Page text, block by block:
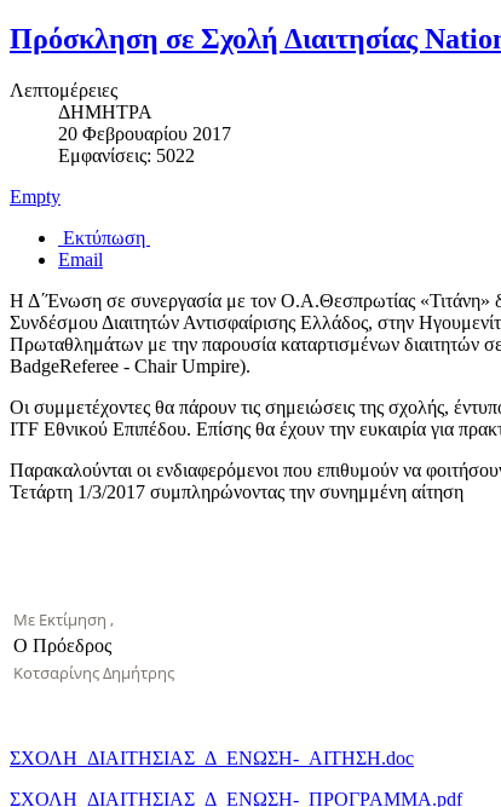
Πρόσκληση σε Σχολή Διαιτησίας
Λεπτομέρειες
ΔΗΜΗΤΡΑ
20 Φεβρουαρίου 2017
Εμφανίσεις: 5022
Empty
Εκτύπωση
Email
Η Δ΄Ένωση σε συνεργασία με τον Ο.Α.Θεσπρωτίας «Τιτάνη»
Συνδέσμου Διαιτητών Αντισφαίρισης Ελλάδος, στην
Πρωταθλημάτων με την παρουσία καταρτισμένων διαιτητών
BadgeReferee - Chair Umpire).
Οι συμμετέχοντες θα πάρουν τις σημειώσεις της σχολής,
ITF Εθνικού Επιπέδου. Επίσης θα έχουν την ευκαιρία για
Παρακαλούνται οι ενδιαφερόμενοι που επιθυμούν να
Τετάρτη 1/3/2017 συμπληρώνοντας την συνημμένη αίτηση
Με Εκτίμηση ,
Ο Πρόεδρος
Κοτσαρίνης Δημήτρης
ΣΧΟΛΗ_ΔΙΑΙΤΗΣΙΑΣ_Δ_ΕΝΩΣΗ-_ΑΙΤΗΣΗ.doc
ΣΧΟΛΗ_ΔΙΑΙΤΗΣΙΑΣ_Δ_ΕΝΩΣΗ-_ΠΡΟΓΡΑΜΜΑ.pdf